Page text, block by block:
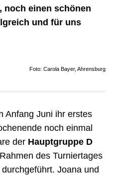
noch einen schönen
und für uns
Foto: Carola Bayer, Ahrensburg
Anfang Juni ihr erstes
noch einmal
der Hauptgruppe D
des Turniertages
Joana und